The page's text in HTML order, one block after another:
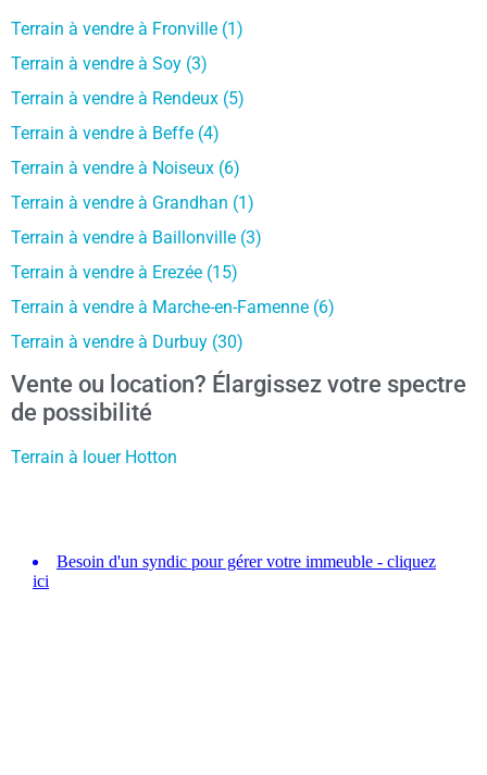
Terrain à vendre à Fronville (1)
Terrain à vendre à Soy (3)
Terrain à vendre à Rendeux (5)
Terrain à vendre à Beffe (4)
Terrain à vendre à Noiseux (6)
Terrain à vendre à Grandhan (1)
Terrain à vendre à Baillonville (3)
Terrain à vendre à Erezée (15)
Terrain à vendre à Marche-en-Famenne (6)
Terrain à vendre à Durbuy (30)
Vente ou location? Élargissez votre spectre
de possibilité
Terrain à louer Hotton